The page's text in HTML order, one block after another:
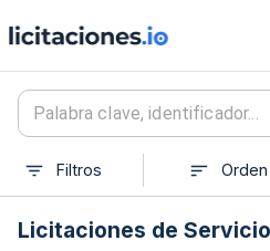
Filtros Orden
Licitaciones de